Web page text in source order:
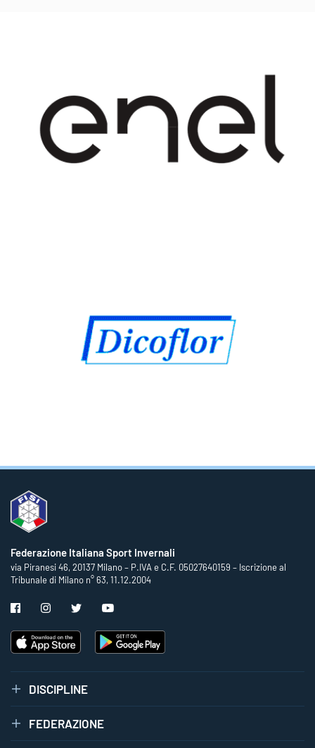
Federazione Italiana Sport Invernali
via Piranesi 46, 20137 Milano – P.IVA e C.F. 05027640159 – Iscrizione al
Tribunale di Milano n° 63, 11.12.2004
DISCIPLINE
FEDERAZIONE